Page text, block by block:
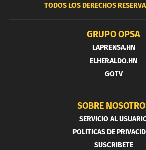
TODOS LOS DERECHOS
GRUPO OPSA
LAPRENSA.HN
ELHERALDO.HN
GOTV
SOBRE
SERVICIO AL
POLITICAS DE
SUSCRIBETE